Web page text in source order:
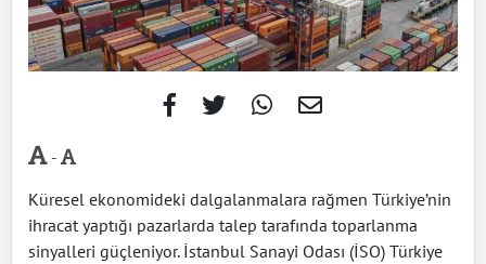
-
Küresel ekonomideki dalgalanmalara rağmen Türkiye’nin
ihracat yaptığı pazarlarda talep tarafında toparlanma
sinyalleri güçleniyor. İstanbul Sanayi Odası (İSO) Türkiye